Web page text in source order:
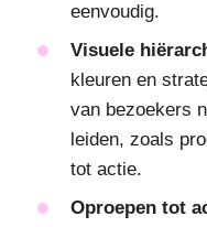
eenvoudig.
Visuele
kleuren en
van bezoekers
leiden, zoals
tot actie.
Oproepen tot